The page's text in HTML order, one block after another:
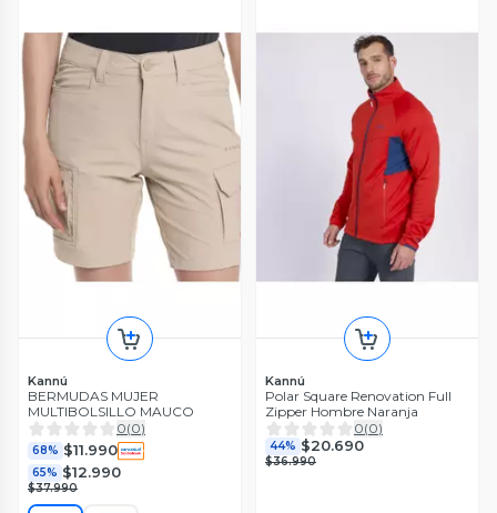
Kannú
BERMUDAS MUJER
MULTIBOLSILLO MAUCO
0(0)
68% $11.990
65% $12.990
$37.990
Kannú
Polar Square Renovation Full
Zipper Hombre Naranja
0(0)
44% $20.690
$36.990